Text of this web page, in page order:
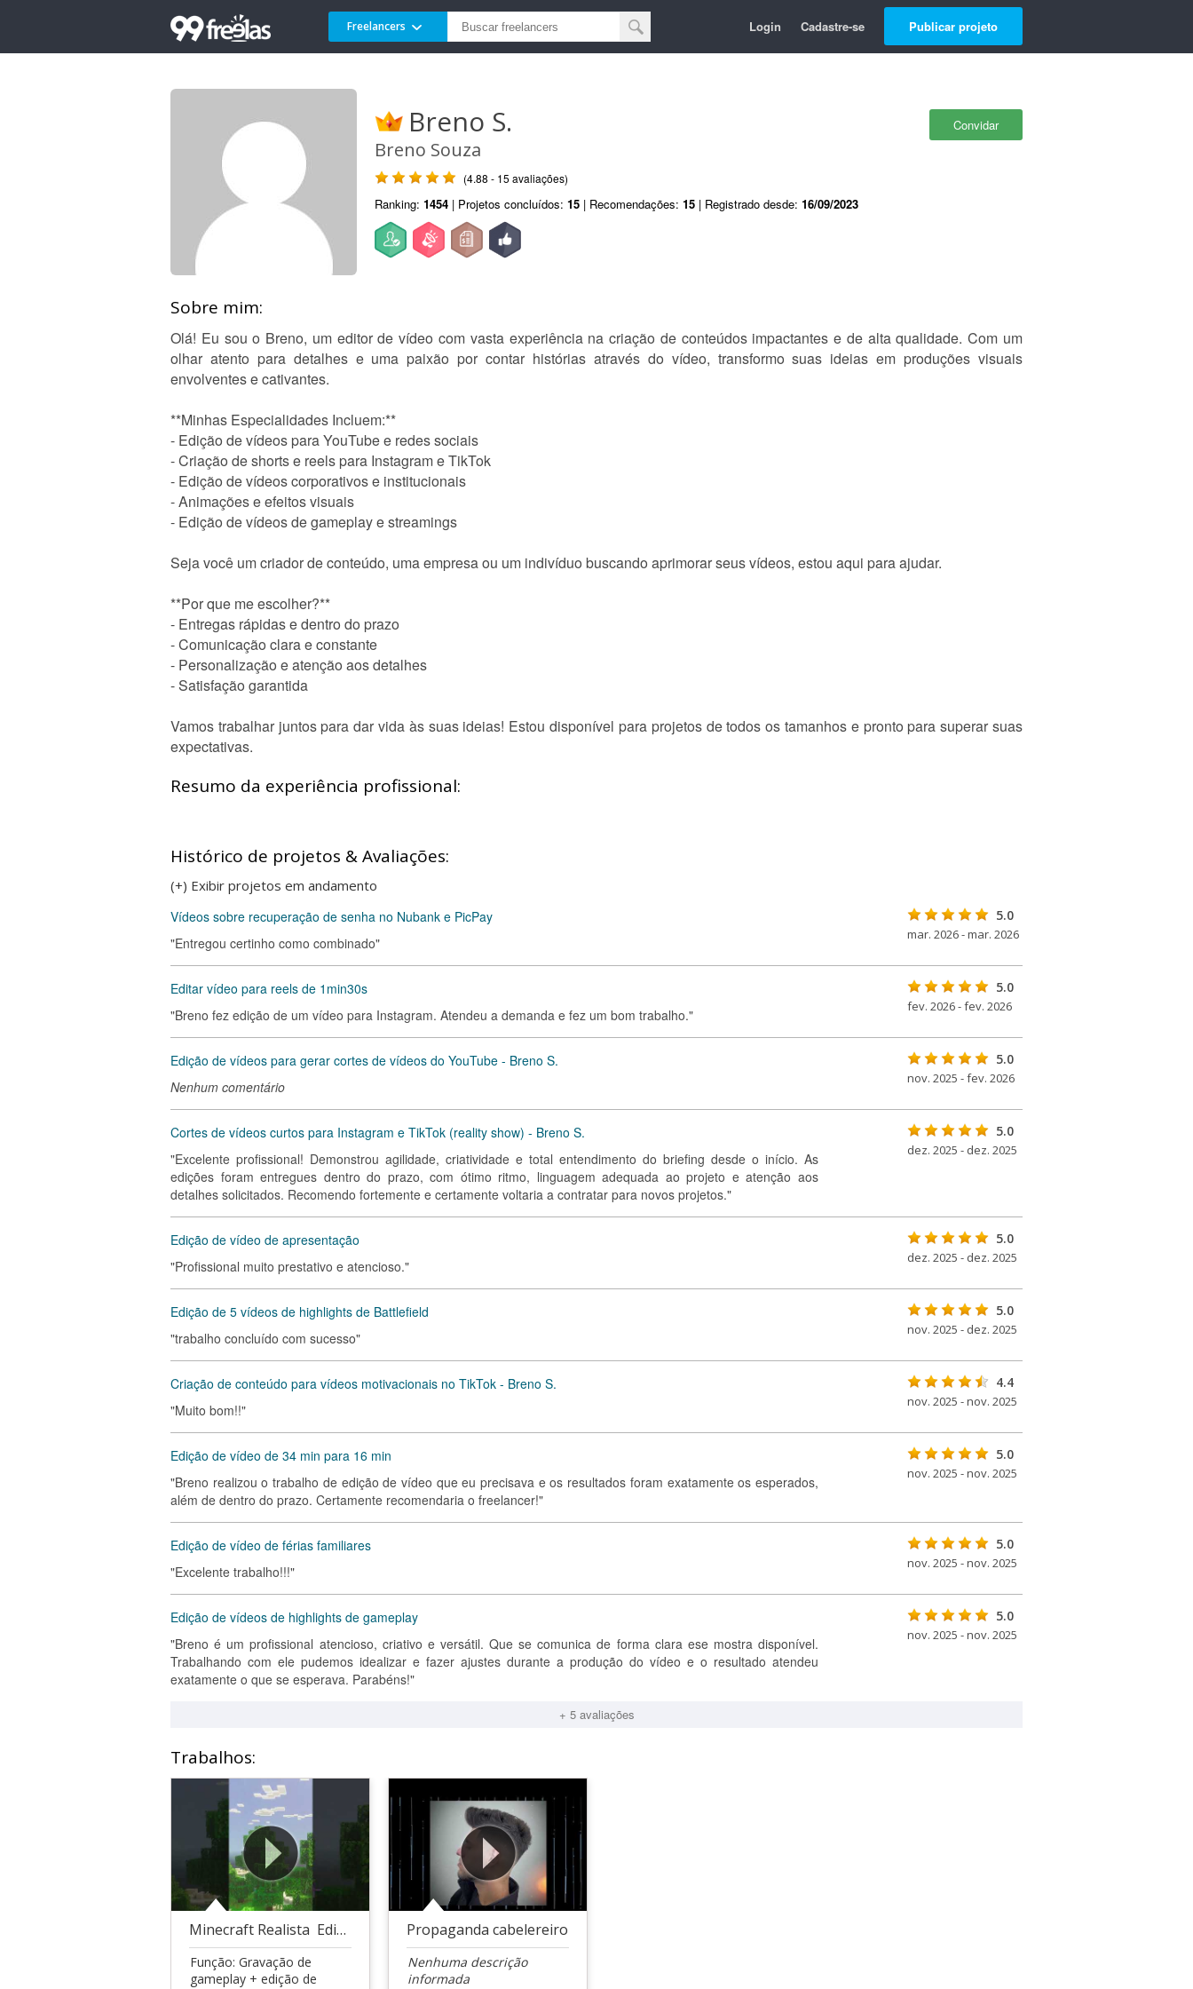
Freelancers Login Cadastre-se Publicar projeto
Convidar
Breno S.
Breno Souza
(4.88 - 15 avaliações)
Ranking: 1454 | Projetos concluídos: 15 | Recomendações: 15 | Registrado desde: 16/09/2023
Sobre mim:
Olá! Eu sou o Breno, um editor de vídeo com vasta experiência na criação de conteúdos impactantes e de alta qualidade. Com um
olhar atento para detalhes e uma paixão por contar histórias através do vídeo, transformo suas ideias em produções visuais
envolventes e cativantes.
**Minhas Especialidades Incluem:**
- Edição de vídeos para YouTube e redes sociais
- Criação de shorts e reels para Instagram e TikTok
- Edição de vídeos corporativos e institucionais
- Animações e efeitos visuais
- Edição de vídeos de gameplay e streamings
Seja você um criador de conteúdo, uma empresa ou um indivíduo buscando aprimorar seus vídeos, estou aqui para ajudar.
**Por que me escolher?**
- Entregas rápidas e dentro do prazo
- Comunicação clara e constante
- Personalização e atenção aos detalhes
- Satisfação garantida
Vamos trabalhar juntos para dar vida às suas ideias! Estou disponível para projetos de todos os tamanhos e pronto para superar suas
expectativas.
Resumo da experiência profissional:
Histórico de projetos & Avaliações:
(+) Exibir projetos em andamento
Vídeos sobre recuperação de senha no Nubank e PicPay
"Entregou certinho como combinado"
5.0
mar. 2026 - mar. 2026
Editar vídeo para reels de 1min30s
"Breno fez edição de um vídeo para Instagram. Atendeu a demanda e fez um bom trabalho."
5.0
fev. 2026 - fev. 2026
Edição de vídeos para gerar cortes de vídeos do YouTube - Breno S.
Nenhum comentário
5.0
nov. 2025 - fev. 2026
Cortes de vídeos curtos para Instagram e TikTok (reality show) - Breno S.
"Excelente profissional! Demonstrou agilidade, criatividade e total entendimento do briefing desde o início. As
edições foram entregues dentro do prazo, com ótimo ritmo, linguagem adequada ao projeto e atenção aos
detalhes solicitados. Recomendo fortemente e certamente voltaria a contratar para novos projetos."
5.0
dez. 2025 - dez. 2025
Edição de vídeo de apresentação
"Profissional muito prestativo e atencioso."
5.0
dez. 2025 - dez. 2025
Edição de 5 vídeos de highlights de Battlefield
"trabalho concluído com sucesso"
5.0
nov. 2025 - dez. 2025
Criação de conteúdo para vídeos motivacionais no TikTok - Breno S.
"Muito bom!!"
4.4
nov. 2025 - nov. 2025
Edição de vídeo de 34 min para 16 min
"Breno realizou o trabalho de edição de vídeo que eu precisava e os resultados foram exatamente os esperados,
além de dentro do prazo. Certamente recomendaria o freelancer!"
5.0
nov. 2025 - nov. 2025
Edição de vídeo de férias familiares
"Excelente trabalho!!!"
5.0
nov. 2025 - nov. 2025
Edição de vídeos de highlights de gameplay
"Breno é um profissional atencioso, criativo e versátil. Que se comunica de forma clara ese mostra disponível.
Trabalhando com ele pudemos idealizar e fazer ajustes durante a produção do vídeo e o resultado atendeu
exatamente o que se esperava. Parabéns!"
5.0
nov. 2025 - nov. 2025
+ 5 avaliações
Trabalhos:
Minecraft Realista  Edição de Gameplay com Shader
Função: Gravação de
gameplay + edição de
Propaganda cabelereiro
Nenhuma descrição
informada